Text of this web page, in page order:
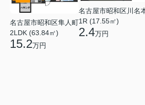
名古屋市昭和区隼人町
2LDK (63.84㎡)
15.2万円
名古屋市昭和区川名
1R (17.55㎡)
2.4万円